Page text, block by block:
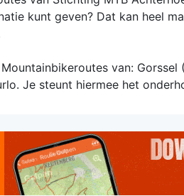
kunt geven? Dat kan heel
van: Gorssel
Je steunt hiermee het